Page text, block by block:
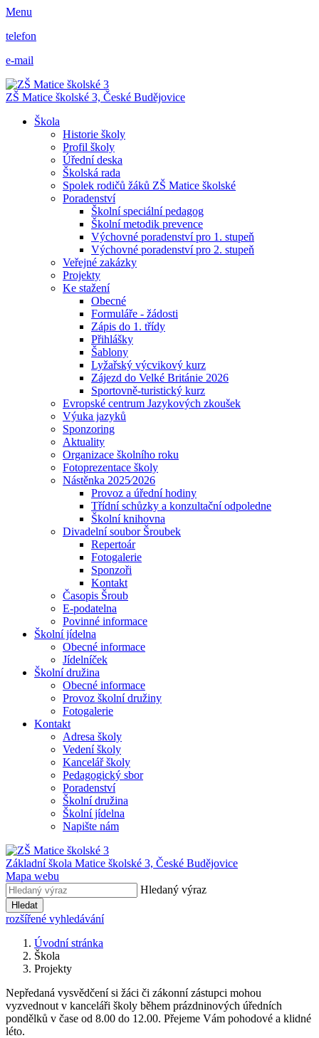
Menu
telefon
e-mail
ZŠ Matice školské 3, České Budějovice
Škola
Historie školy
Profil školy
Úřední deska
Školská rada
Spolek rodičů žáků ZŠ Matice školské
Poradenství
Školní speciální pedagog
Školní metodik prevence
Výchovné poradenství pro 1. stupeň
Výchovné poradenství pro 2. stupeň
Veřejné zakázky
Projekty
Ke stažení
Obecné
Formuláře - žádosti
Zápis do 1. třídy
Přihlášky
Šablony
Lyžařský výcvikový kurz
Zájezd do Velké Británie 2026
Sportovně-turistický kurz
Evropské centrum Jazykových zkoušek
Výuka jazyků
Sponzoring
Aktuality
Organizace školního roku
Fotoprezentace školy
Nástěnka 2025⁄2026
Provoz a úřední hodiny
Třídní schůzky a konzultační odpoledne
Školní knihovna
Divadelní soubor Šroubek
Repertoár
Fotogalerie
Sponzoři
Kontakt
Časopis Šroub
E-podatelna
Povinné informace
Školní jídelna
Obecné informace
Jídelníček
Školní družina
Obecné informace
Provoz školní družiny
Fotogalerie
Kontakt
Adresa školy
Vedení školy
Kancelář školy
Pedagogický sbor
Poradenství
Školní družina
Školní jídelna
Napište nám
Základní škola Matice školské 3, České Budějovice
Mapa webu
Hledaný výraz
Hledat
rozšířené vyhledávání
Úvodní stránka
Škola
Projekty
Nepředaná vysvědčení si žáci či zákonní zástupci mohou
vyzvednout v kanceláři školy během prázdninových úředních
pondělků v čase od 8.00 do 12.00. Přejeme Vám pohodové a klidné
léto.